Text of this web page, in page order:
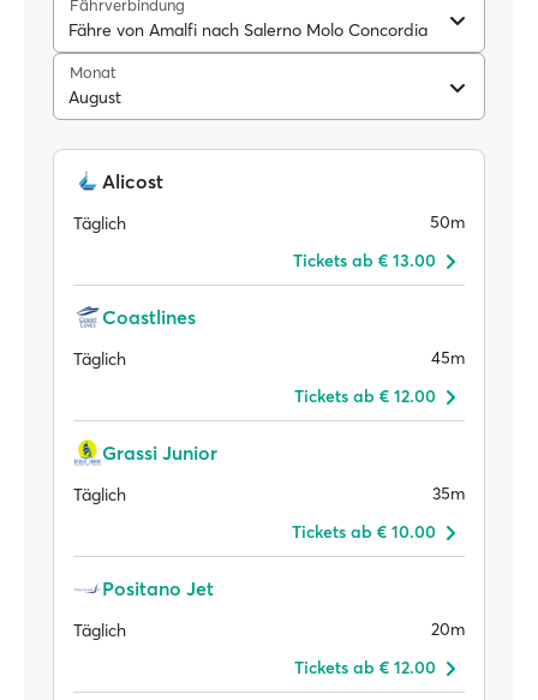
Fährverbindung
Fähre von Amalfi nach Salerno Molo Concordia
Monat
August
Alicost
Täglich
50m
Tickets ab € 13.00
Coastlines
Täglich
45m
Tickets ab € 12.00
Grassi Junior
Täglich
35m
Tickets ab € 10.00
Positano Jet
Täglich
20m
Tickets ab € 12.00